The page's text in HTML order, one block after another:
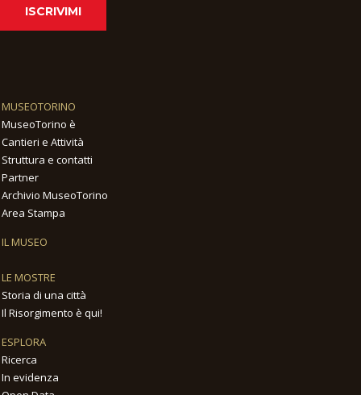
ISCRIVIMI
MUSEOTORINO
MuseoTorino è
Cantieri e Attività
Struttura e contatti
Partner
Archivio MuseoTorino
Area Stampa
IL MUSEO
LE MOSTRE
Storia di una città
Il Risorgimento è qui!
ESPLORA
Ricerca
In evidenza